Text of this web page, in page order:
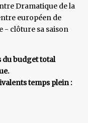
Dramatique de la
européen de
- clôture sa saison
du budget total
temps plein :